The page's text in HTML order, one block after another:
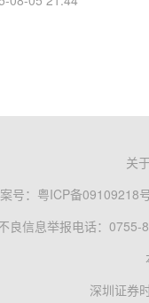
关
号： 粤ICP备09109218
良信息举报电话：0755-
深圳证券